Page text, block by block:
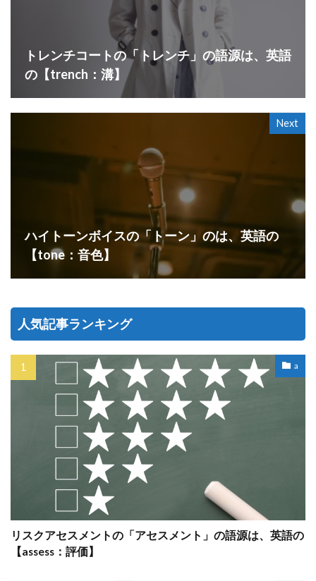
トレンチコートの「トレンチ」の語源は、英語
の【trench：溝】
Next
ハイトーンボイスの「トーン」のは、英語の
【tone：音色】
人気記事ランキング
a
リスクアセスメントの「アセスメント」の語源は、英語の
【assess：評価】